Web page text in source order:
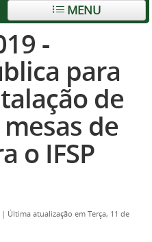
MENU
-
para
de
de
o IFSP
| Última atualização em Terça, 11 de